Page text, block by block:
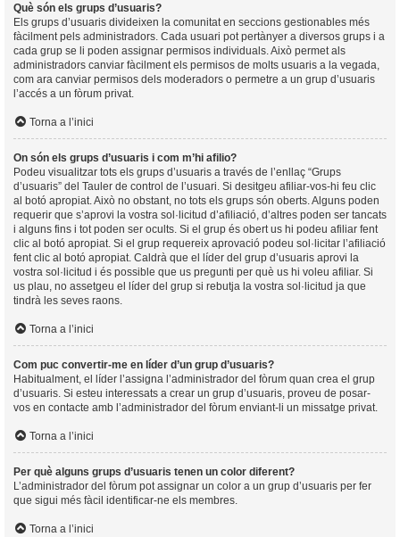
Què són els grups d’usuaris?
Els grups d’usuaris divideixen la comunitat en seccions gestionables més
fàcilment pels administradors. Cada usuari pot pertànyer a diversos grups i a
cada grup se li poden assignar permisos individuals. Això permet als
administradors canviar fàcilment els permisos de molts usuaris a la vegada,
com ara canviar permisos dels moderadors o permetre a un grup d’usuaris
l’accés a un fòrum privat.
Torna a l’inici
On són els grups d’usuaris i com m’hi afilio?
Podeu visualitzar tots els grups d’usuaris a través de l’enllaç “Grups
d’usuaris” del Tauler de control de l’usuari. Si desitgeu afiliar-vos-hi feu clic
al botó apropiat. Això no obstant, no tots els grups són oberts. Alguns poden
requerir que s’aprovi la vostra sol·licitud d’afiliació, d’altres poden ser tancats
i alguns fins i tot poden ser ocults. Si el grup és obert us hi podeu afiliar fent
clic al botó apropiat. Si el grup requereix aprovació podeu sol·licitar l’afiliació
fent clic al botó apropiat. Caldrà que el líder del grup d’usuaris aprovi la
vostra sol·licitud i és possible que us pregunti per què us hi voleu afiliar. Si
us plau, no assetgeu el líder del grup si rebutja la vostra sol·licitud ja que
tindrà les seves raons.
Torna a l’inici
Com puc convertir-me en líder d’un grup d’usuaris?
Habitualment, el líder l’assigna l’administrador del fòrum quan crea el grup
d’usuaris. Si esteu interessats a crear un grup d’usuaris, proveu de posar-
vos en contacte amb l’administrador del fòrum enviant-li un missatge privat.
Torna a l’inici
Per què alguns grups d’usuaris tenen un color diferent?
L’administrador del fòrum pot assignar un color a un grup d’usuaris per fer
que sigui més fàcil identificar-ne els membres.
Torna a l’inici